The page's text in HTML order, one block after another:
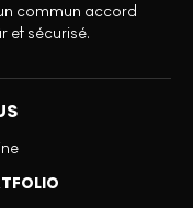
commun accord
et sécurisé.